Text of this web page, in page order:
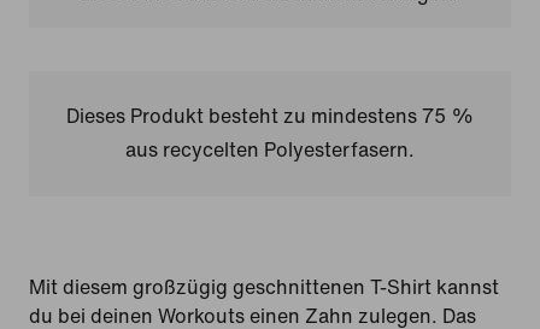
Dieses Produkt besteht zu mindestens 75 %
aus recycelten Polyesterfasern.
Mit diesem großzügig geschnittenen T-Shirt kannst
du bei deinen Workouts einen Zahn zulegen. Das